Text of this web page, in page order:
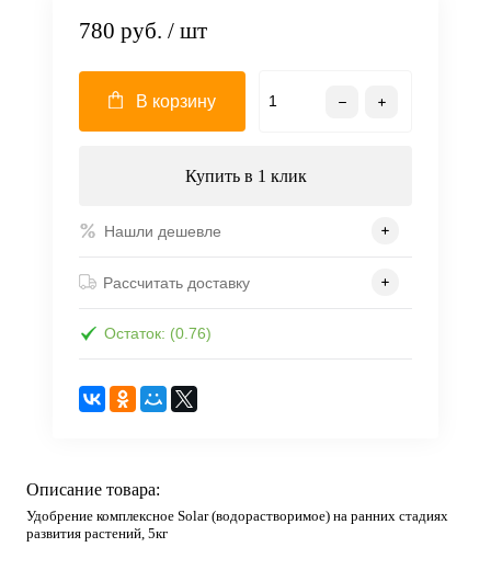
780 руб. / шт
В корзину
Купить в 1 клик
Нашли дешевле
Рассчитать доставку
Остаток: (0.76)
Описание товара:
Удобрение комплексное Solar (водорастворимое) на ранних стадиях
развития растений, 5кг